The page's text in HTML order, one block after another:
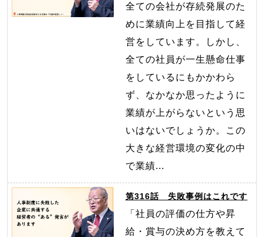
全ての会社が存続発展のた
めに業績向上を目指して経
営をしています。しかし、
全ての社員が一生懸命仕事
をしているにもかかわら
ず、なかなか思ったように
業績が上がらないという思
いはないでしょうか。この
大きな経営環境の変化の中
で業績...
第316話 失敗事例はこれです
「社員の評価の仕方や昇
給・賞与の決め方を教えて